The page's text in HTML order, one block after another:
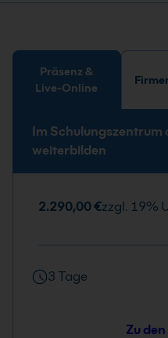
Präsenz &
Live-Online
Im Schulungszentrum
weiterbilden
2.290,00 €zzgl. 19%
3 Tage
Zu